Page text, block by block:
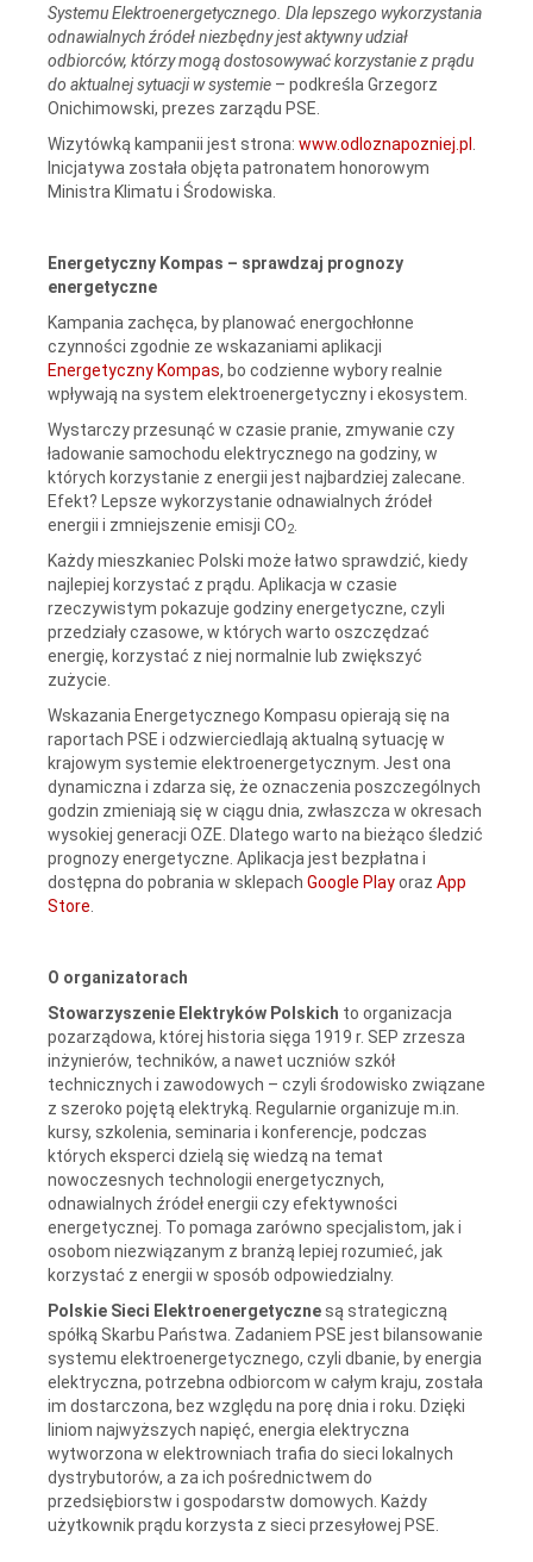
Systemu Elektroenergetycznego. Dla lepszego wykorzystania
odnawialnych źródeł niezbędny jest aktywny udział
odbiorców, którzy mogą dostosowywać korzystanie z prądu
do aktualnej sytuacji w systemie – podkreśla Grzegorz
Onichimowski, prezes zarządu PSE.
Wizytówką kampanii jest strona: www.odloznapozniej.pl
Inicjatywa została objęta patronatem honorowym
Ministra Klimatu i Środowiska.
Energetyczny Kompas – sprawdzaj prognozy
energetyczne
Kampania zachęca, by planować energochłonne
czynności zgodnie ze wskazaniami aplikacji
Energetyczny Kompas, bo codzienne wybory realnie
wpływają na system elektroenergetyczny i ekosystem.
Wystarczy przesunąć w czasie pranie, zmywanie czy
ładowanie samochodu elektrycznego na godziny, w
których korzystanie z energii jest najbardziej zalecane.
Efekt? Lepsze wykorzystanie odnawialnych źródeł
energii i zmniejszenie emisji CO2
Każdy mieszkaniec Polski może łatwo sprawdzić, kiedy
najlepiej korzystać z prądu. Aplikacja w czasie
rzeczywistym pokazuje godziny energetyczne, czyli
przedziały czasowe, w których warto oszczędzać
energię, korzystać z niej normalnie lub zwiększyć
zużycie.
Wskazania Energetycznego Kompasu opierają się na
raportach PSE i odzwierciedlają aktualną sytuację w
krajowym systemie elektroenergetycznym. Jest ona
dynamiczna i zdarza się, że oznaczenia poszczególnych
godzin zmieniają się w ciągu dnia, zwłaszcza w okresach
wysokiej generacji OZE. Dlatego warto na bieżąco śledzić
prognozy energetyczne. Aplikacja jest bezpłatna i
dostępna do pobrania w sklepach Google Playoraz App
Store
O organizatorach
Stowarzyszenie Elektryków Polskich to organizacja
pozarządowa, której historia sięga 1919 r. SEP zrzesza
inżynierów, techników, a nawet uczniów szkół
technicznych i zawodowych – czyli środowisko związane
z szeroko pojętą elektryką. Regularnie organizuje m.in.
kursy, szkolenia, seminaria i konferencje, podczas
których eksperci dzielą się wiedzą na temat
nowoczesnych technologii energetycznych,
odnawialnych źródeł energii czy efektywności
energetycznej. To pomaga zarówno specjalistom, jak i
osobom niezwiązanym z branżą lepiej rozumieć, jak
korzystać z energii w sposób odpowiedzialny.
Polskie Sieci Elektroenergetycznesą strategiczną
spółką Skarbu Państwa. Zadaniem PSE jest bilansowanie
systemu elektroenergetycznego, czyli dbanie, by energia
elektryczna, potrzebna odbiorcom w całym kraju, została
im dostarczona, bez względu na porę dnia i roku. Dzięki
liniom najwyższych napięć, energia elektryczna
wytworzona w elektrowniach trafia do sieci lokalnych
dystrybutorów, a za ich pośrednictwem do
przedsiębiorstw i gospodarstw domowych. Każdy
użytkownik prądu korzysta z sieci przesyłowej PSE.